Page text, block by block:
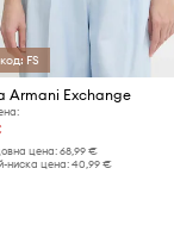
FS
Armani Exchange
цена: 68,99 €
ниска цена: 40,99 €